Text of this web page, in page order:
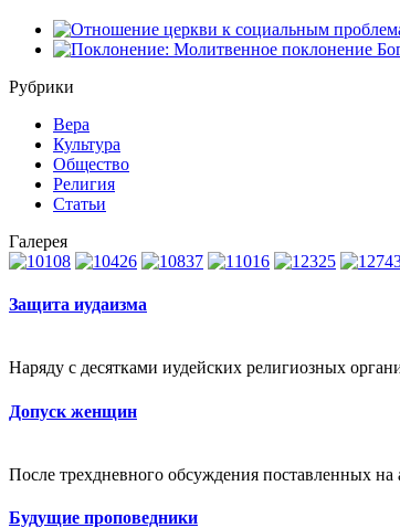
Рубрики
Вера
Культура
Общество
Религия
Статьи
Галерея
Защита иудаизма
Наряду с десятками иудейских религиозных
Допуск женщин
После трехдневного обсуждения поставленных
Будущие проповедники